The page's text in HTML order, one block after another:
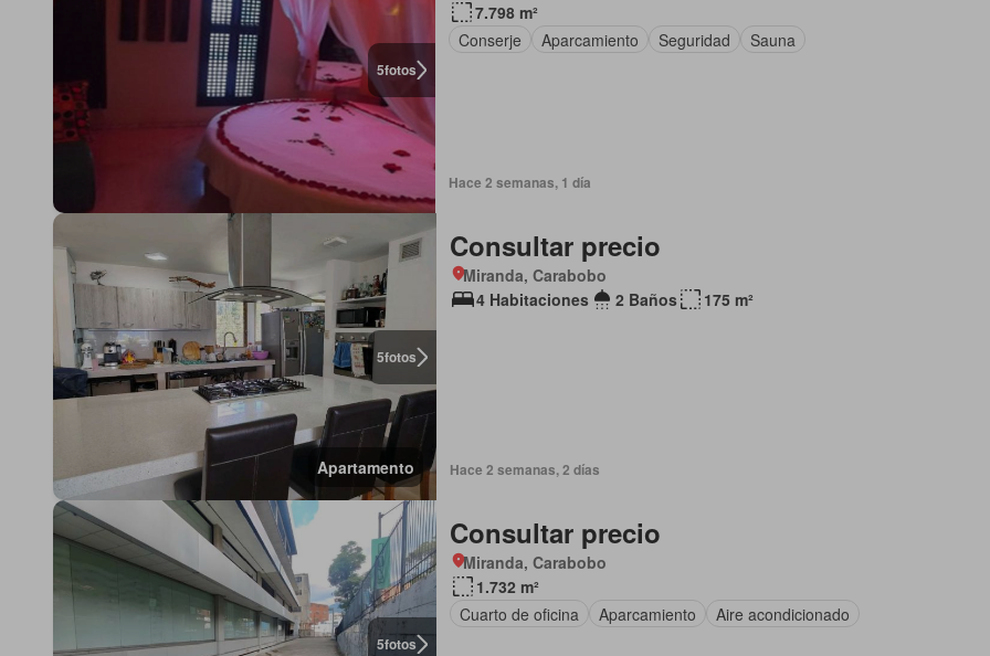
5fotos
7.798 m²
Conserje
Aparcamiento Seguridad Sauna
Hace 2 semanas, 1 día
5fotos
Apartamento
Consultar precio
Miranda, Carabobo
4 Habitaciones
2 Baños 175 m²
Hace 2 semanas, 2 días
5fotos
Consultar precio
Miranda, Carabobo
1.732 m²
Cuarto de oficina
Aparcamiento Aire acondicionado